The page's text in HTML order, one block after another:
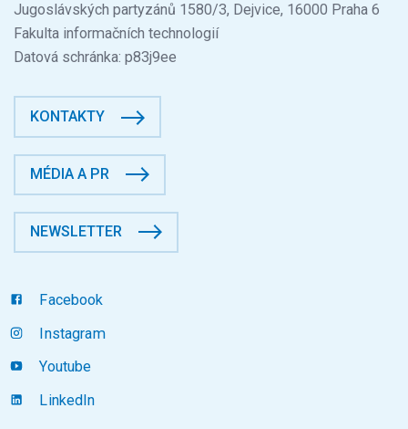
Jugoslávských partyzánů 1580/3, Dejvice, 16000 Praha 6
Fakulta informačních technologií
Datová schránka: p83j9ee
KONTAKTY
MÉDIA A PR
NEWSLETTER
Facebook
Instagram
Youtube
LinkedIn